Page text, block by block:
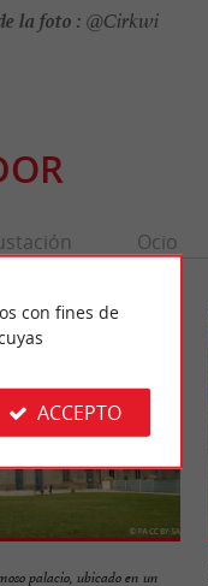
la foto : @Cirkwi
Ocio
palacio, ubicado en un
con fines de
ACCEPTO